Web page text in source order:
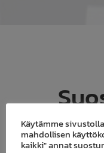
Käytämme
mahdollisen
kaikki" annat